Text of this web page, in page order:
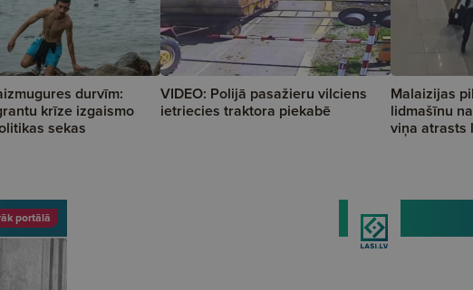
durvīm:
krīze izgaismo
sekas
VIDEO: Polijā pasažieru vilciens
ietriecies traktora piekabē
Malaizijas
lidmašīnu
viņa atrasts